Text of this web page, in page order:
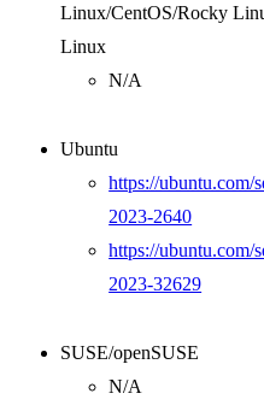
Linux/CentOS/Rocky
Linux
N/A
Ubuntu
https://ubuntu.com/
2023-2640
https://ubuntu.com/
2023-32629
SUSE/openSUSE
N/A